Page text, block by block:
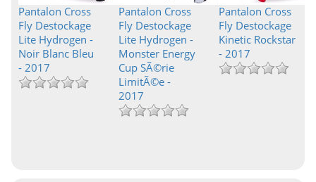
Pantalon Cross
Fly Destockage
Lite Hydrogen -
Noir Blanc Bleu
- 2017
Pantalon Cross
Fly Destockage
Lite Hydrogen -
Monster Energy
Cup SÃ©rie
LimitÃ©e -
2017
Pantalon Cross
Fly Destockage
Kinetic Rockstar
- 2017